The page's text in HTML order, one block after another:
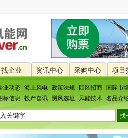
找企业 资讯中心 采购中心 项目
业动态 海上风电 政策法规 园区招商
国际市
标信息 投产喜讯 测风选址 风能技术 名品介